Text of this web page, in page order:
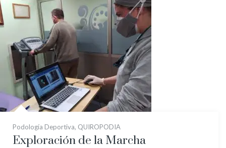
Podología Deportiva, QUIROPODIA
Exploración de la Marcha